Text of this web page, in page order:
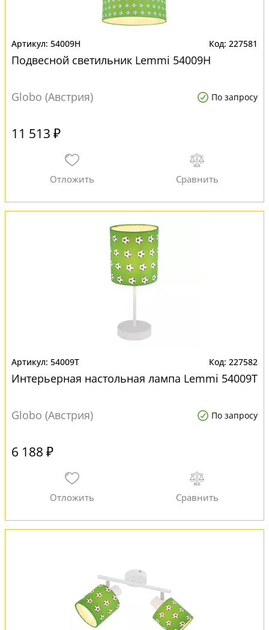
54009H 227581
Подвесной светильник Lemmi 54009H
Globo (Австрия) По запросу
11 513 ₽
54009T 227582
Интерьерная настольная лампа Lemmi 54009T
Globo (Австрия) По запросу
6 188 ₽